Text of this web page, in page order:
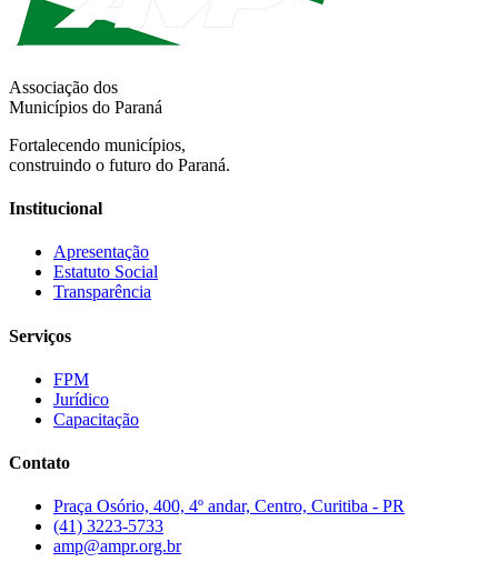
Associação dos
Municípios do Paraná
Fortalecendo municípios,
construindo o futuro do Paraná.
Institucional
Apresentação
Estatuto Social
Transparência
Serviços
FPM
Jurídico
Capacitação
Contato
Praça Osório, 400, 4º andar, Centro, Curitiba - PR
(41) 3223-5733
amp@ampr.org.br